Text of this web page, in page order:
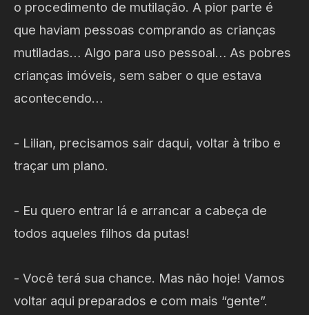
o procedimento de mutilação. A pior parte é
que haviam pessoas comprando as crianças
mutiladas… Algo para uso pessoal… As pobres
crianças imóveis, sem saber o que estava
acontecendo…
- Lilian, precisamos sair daqui, voltar à tribo e
traçar um plano.
- Eu quero entrar lá e arrancar a cabeça de
todos aqueles filhos da putas!
- Você terá sua chance. Mas não hoje! Vamos
voltar aqui preparados e com mais “gente”.